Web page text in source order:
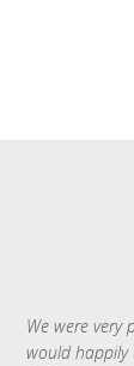
We were very
would happily